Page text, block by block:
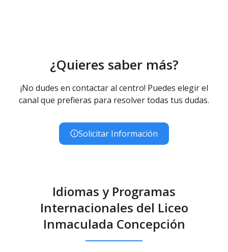
¿Quieres saber más?
¡No dudes en contactar al centro! Puedes elegir el
canal que prefieras para resolver todas tus dudas.
Solicitar Información
Idiomas y Programas
Internacionales del Liceo
Inmaculada Concepción